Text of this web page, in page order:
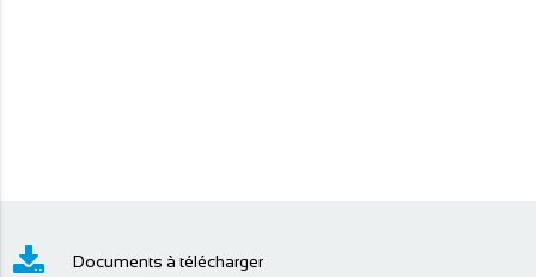
Documents à télécharger